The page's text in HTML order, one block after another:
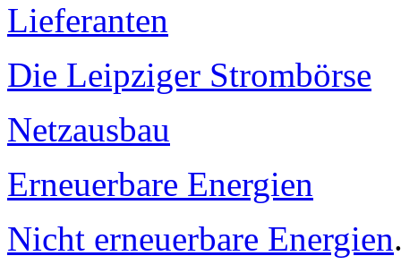
Lieferanten
Die Leipziger Strombörse
Netzausbau
Erneuerbare Energien
Nicht erneuerbare Energien